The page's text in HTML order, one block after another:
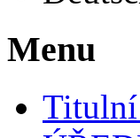
Menu
Titulní